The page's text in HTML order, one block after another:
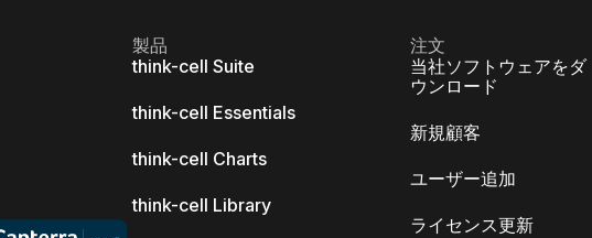
製品
think-cell Suite
think-cell Essentials
think-cell Charts
think-cell Library
注文
当社ソフトウェアをダ
ウンロード
新規顧客
ユーザー追加
ライセンス更新